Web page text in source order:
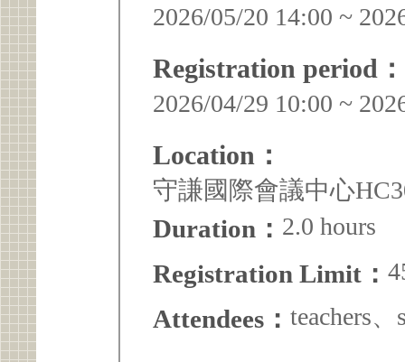
2026/05/20 14:00 ~
Registration period：
2026/04/29 10:00 ~
Location：
守謙國際會議中心
Duration： 2.0 hours
Registration Limit：
Attendees： teachers、